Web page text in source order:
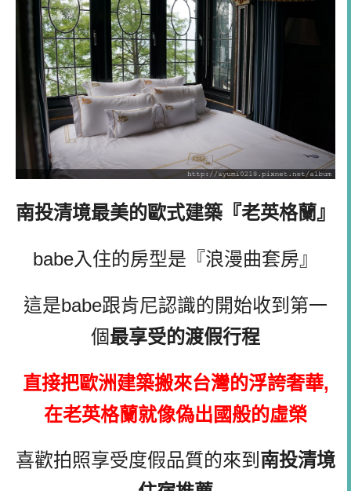
南投清境最美的歐式建築『老英格蘭』
babe入住的房型是『浪漫曲套房』
這是babe跟肯尼認識的開始收到第一
個最享受的渡假行程
直接把歐洲建築搬來台灣的浮誇奢華,
在老英格蘭就像偽出國般的虛榮
喜歡拍照享受度假品質的來到 南投清境